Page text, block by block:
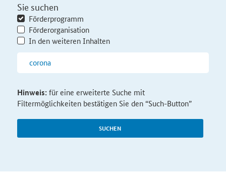
Sie suchen
Förderprogramm
Förderorganisation
In den weiteren Inhalten
SUCHEN
Hinweis:für eine erweiterte Suche mit
Filtermöglichkeiten bestätigen Sie den “Such-Button”